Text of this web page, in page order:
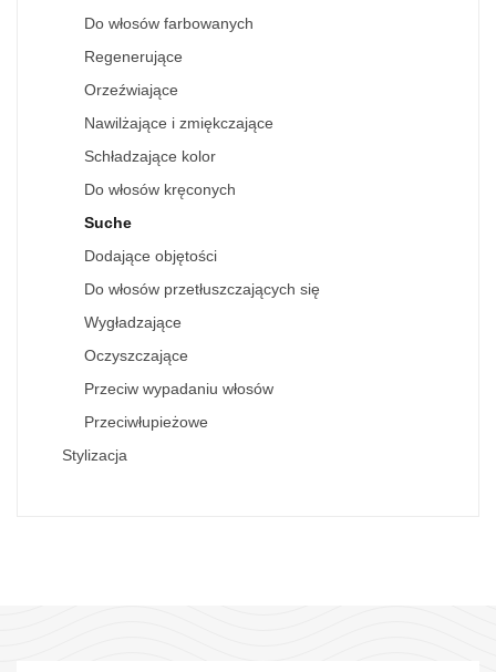
Do włosów farbowanych
Regenerujące
Orzeźwiające
Nawilżające i zmiękczające
Schładzające kolor
Do włosów kręconych
Suche
Dodające objętości
Do włosów przetłuszczających się
Wygładzające
Oczyszczające
Przeciw wypadaniu włosów
Przeciwłupieżowe
Stylizacja